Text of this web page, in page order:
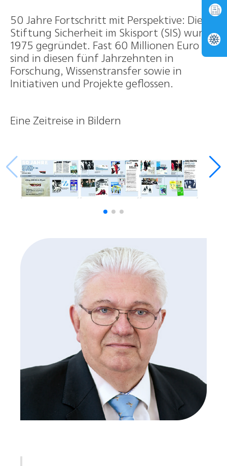
50 Jahre Fortschritt mit Perspektive: Die
Stiftung Sicherheit im Skisport (SIS) wurde
1975 gegründet. Fast 60 Millionen Euro
sind in diesen fünf Jahrzehnten in
Forschung, Wissenstransfer sowie in
Initiativen und Projekte geflossen.
Eine Zeitreise in Bildern
Show larger version for:Show larger version for:Show larger version for: